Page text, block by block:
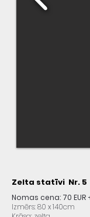
Zelta statīvi Nr. 5
Nomas cena: 70 EUR
Izmērs: 80 x 140cm